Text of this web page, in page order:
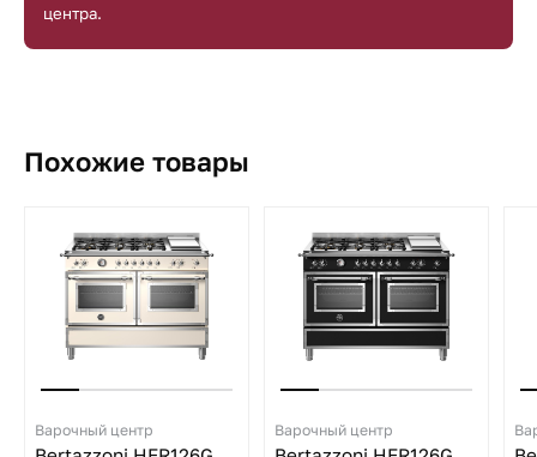
центра.
Похожие товары
Варочный центр Варочный центр